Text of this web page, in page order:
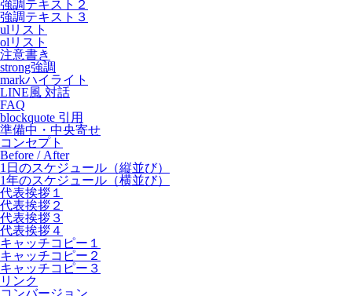
強調テキスト２
強調テキスト３
ulリスト
olリスト
注意書き
strong強調
markハイライト
LINE風 対話
FAQ
blockquote 引用
準備中・中央寄せ
コンセプト
Before / After
1日のスケジュール（縦並び）
1年のスケジュール（横並び）
代表挨拶１
代表挨拶２
代表挨拶３
代表挨拶４
キャッチコピー１
キャッチコピー２
キャッチコピー３
リンク